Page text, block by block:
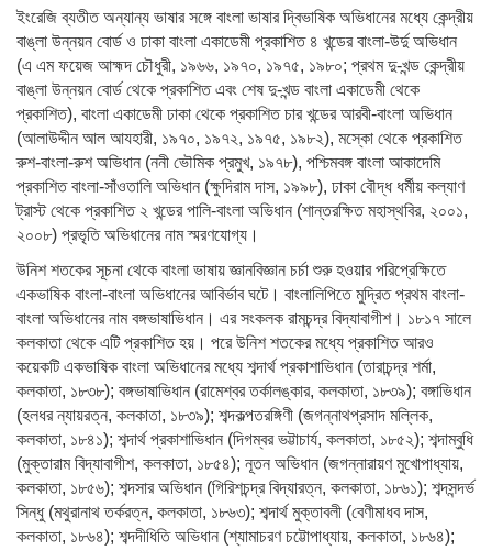
ইংরেজি ব্যতীত অন্যান্য ভাষার সঙ্গে বাংলা ভাষার দ্বিভাষিক অভিধানের মধ্যে কেন্দ্রীয়
বাঙ্লা উন্নয়ন বোর্ড ও ঢাকা বাংলা একাডেমী প্রকাশিত ৪ খন্ডের বাংলা-উর্দু অভিধান
(এ এম ফয়েজ আহ্মদ চৌধুরী, ১৯৬৬, ১৯৭০, ১৯৭৫, ১৯৮০; প্রথম দু-খন্ড কেন্দ্রীয়
বাঙ্লা উন্নয়ন বোর্ড থেকে প্রকাশিত এবং শেষ দু-খন্ড বাংলা একাডেমী থেকে
প্রকাশিত), বাংলা একাডেমী ঢাকা থেকে প্রকাশিত চার খন্ডের আরবী-বাংলা অভিধান
(আলাউদ্দীন আল আযহারী, ১৯৭০, ১৯৭২, ১৯৭৫, ১৯৮২), মস্কো থেকে প্রকাশিত
রুশ-বাংলা-রুশ অভিধান (ননী ভৌমিক প্রমুখ, ১৯৭৮), পশ্চিমবঙ্গ বাংলা আকাদেমি
প্রকাশিত বাংলা-সাঁওতালি অভিধান (ক্ষুদিরাম দাস, ১৯৯৮), ঢাকা বৌদ্ধ ধর্মীয় কল্যাণ
ট্রাস্ট থেকে প্রকাশিত ২ খন্ডের পালি-বাংলা অভিধান (শান্তরক্ষিত মহাস্থবির, ২০০১,
২০০৮) প্রভৃতি অভিধানের নাম স্মরণযোগ্য।
উনিশ শতকের সূচনা থেকে বাংলা ভাষায় জ্ঞানবিজ্ঞান চর্চা শুরু হওয়ার পরিপ্রেক্ষিতে
একভাষিক বাংলা-বাংলা অভিধানের আবির্ভাব ঘটে। বাংলালিপিতে মুদ্রিত প্রথম বাংলা-
বাংলা অভিধানের নাম বঙ্গভাষাভিধান। এর সংকলক রামচন্দ্র বিদ্যাবাগীশ। ১৮১৭ সালে
কলকাতা থেকে এটি প্রকাশিত হয়। পরে উনিশ শতকের মধ্যে প্রকাশিত আরও
কয়েকটি একভাষিক বাংলা অভিধানের মধ্যে শব্দার্থ প্রকাশাভিধান (তারাচন্দ্র শর্মা,
কলকাতা, ১৮৩৮); বঙ্গভাষাভিধান (রামেশ্বর তর্কালঙ্কার, কলকাতা, ১৮৩৯); বঙ্গাভিধান
(হলধর ন্যায়রত্ন, কলকাতা, ১৮৩৯); শব্দকল্পতরঙ্গিণী (জগন্নাথপ্রসাদ মল্লিক,
কলকাতা, ১৮৪১); শব্দার্থ প্রকাশাভিধান (দিগম্বর ভট্টাচার্য, কলকাতা, ১৮৫২); শব্দাম্বুধি
(মুক্তারাম বিদ্যাবাগীশ, কলকাতা, ১৮৫৪); নূতন অভিধান (জগন্নারায়ণ মুখোপাধ্যায়,
কলকাতা, ১৮৫৬); শব্দসার অভিধান (গিরিশচন্দ্র বিদ্যারত্ন, কলকাতা, ১৮৬১); শব্দসন্দর্ভ
সিন্ধু (মথুরানাথ তর্করত্ন, কলকাতা, ১৮৬৩); শব্দার্থ মুক্তাবলী (বেণীমাধব দাস,
কলকাতা, ১৮৬৪); শব্দদীধিতি অভিধান (শ্যামাচরণ চট্টোপাধ্যায়, কলকাতা, ১৮৬৪);